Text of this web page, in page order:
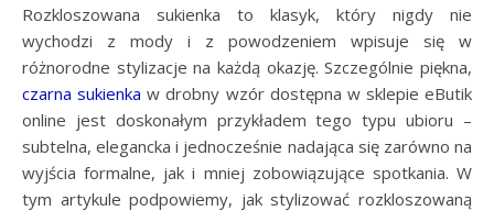
Rozkloszowana sukienka to klasyk, który nigdy nie
wychodzi z mody i z powodzeniem wpisuje się w
różnorodne stylizacje na każdą okazję. Szczególnie piękna,
czarna sukienka w drobny wzór dostępna w sklepie eButik
online jest doskonałym przykładem tego typu ubioru –
subtelna, elegancka i jednocześnie nadająca się zarówno na
wyjścia formalne, jak i mniej zobowiązujące spotkania. W
tym artykule podpowiemy, jak stylizować rozkloszowaną